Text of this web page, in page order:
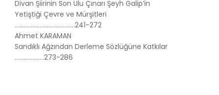
Divan Şiirinin Son Ulu Çınarı Şeyh Galip’in
Yetiştiği Çevre ve Mürşitleri
…………………………………..241-272
Ahmet KARAMAN
Sandıklı Ağzından Derleme Sözlüğüne Katkılar
………………..273-286